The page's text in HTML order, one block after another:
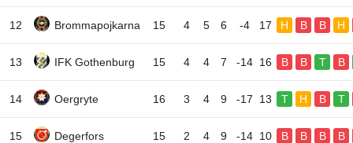
12 Brommapojkarna 15 4 5 6 -4 17 H B B H
13 IFK Gothenburg 15 4 4 7 -14 16 B B T B
14 Oergryte 16 3 4 9 -17 13 T H B T
15 Degerfors 15 2 4 9 -14 10 B B B B